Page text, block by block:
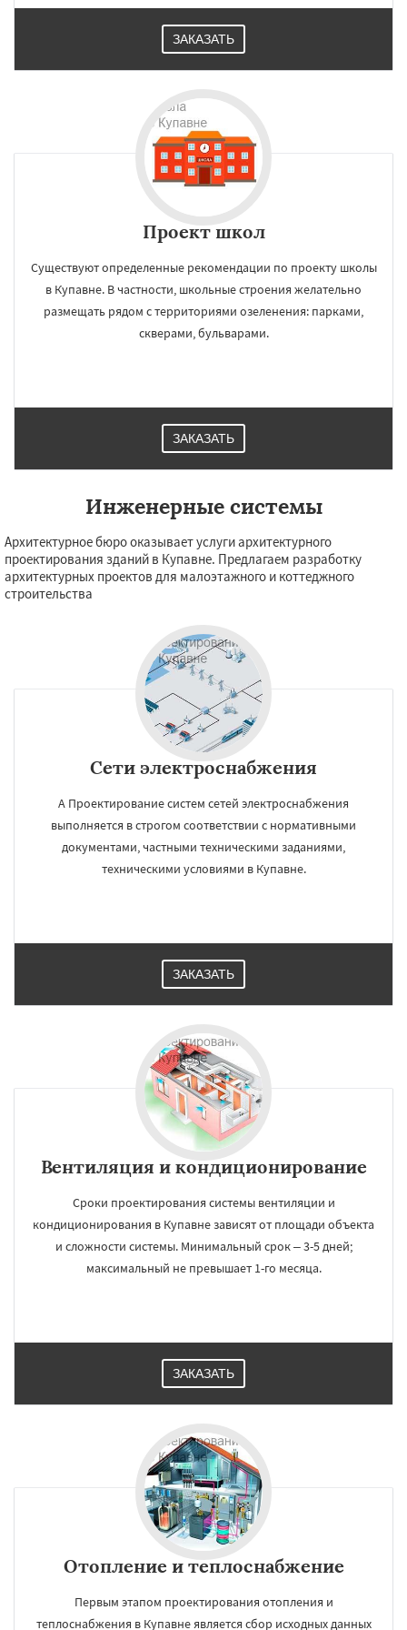
ЗАКАЗАТЬ
Проект школ
Существуют определенные рекомендации по проекту школы
в Купавне. В частности, школьные строения желательно
размещать рядом с территориями озеленения: парками,
скверами, бульварами.
ЗАКАЗАТЬ
Инженерные системы
Архитектурное бюро оказывает услуги архитектурного
проектирования зданий в Купавне. Предлагаем разработку
архитектурных проектов для малоэтажного и коттеджного
строительства
Сети электроснабжения
А Проектирование систем сетей электроснабжения
выполняется в строгом соответствии с нормативными
документами, частными техническими заданиями,
техническими условиями в Купавне.
ЗАКАЗАТЬ
Вентиляция и кондиционирование
Сроки проектирования системы вентиляции и
кондиционирования в Купавне зависят от площади объекта
и сложности системы. Минимальный срок – 3-5 дней;
максимальный не превышает 1-го месяца.
ЗАКАЗАТЬ
Отопление и теплоснабжение
Первым этапом проектирования отопления и
теплоснабжения в Купавне является сбор исходных данных